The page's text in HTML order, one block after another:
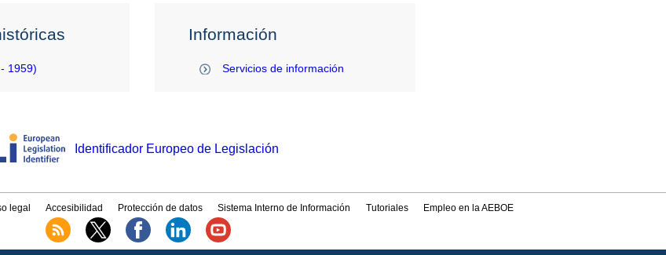
1959)
Información
Servicios de información
Identificador Europeo de Legislación
legal Accesibilidad Protección de datos Sistema Interno de Información Tutoriales Empleo en la AEBOE